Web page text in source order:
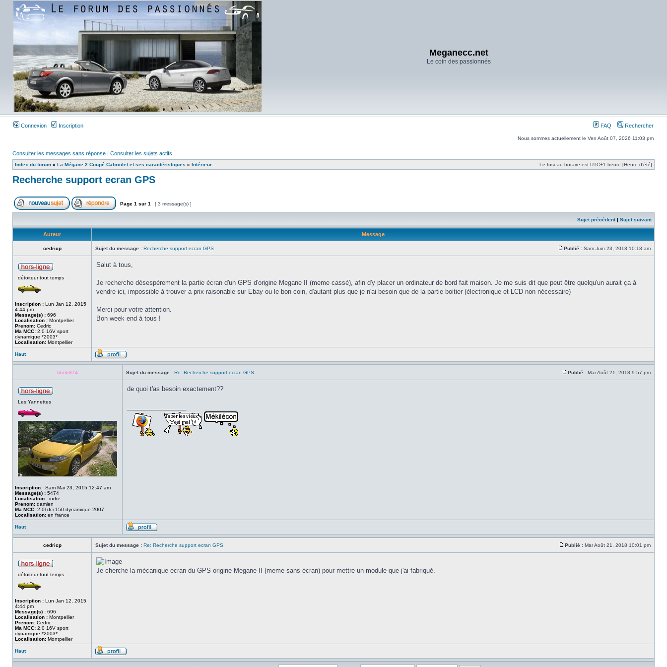
Meganecc.net
Le coin des passionnés
Connexion Inscription FAQ Rechercher
Nous sommes actuellement le Ven Août 07, 2026 11:03 pm
Consulter les messages sans réponse | Consulter les sujets actifs
Index du forum » La Mégane 2 Coupé Cabriolet et ses caractéristiques » Intérieur Le fuseau horaire est UTC+1 heure [Heure d’été]
Recherche support ecran GPS
Page 1 sur 1 [ 3 message(s) ]
Sujet précédent| Sujet suivant
Auteur Message
cedricp Sujet du message : Recherche support ecran GPS Publié : Sam Juin 23, 2018 10:18 am
détoiteur tout temps
Inscription : Lun Jan 12, 2015
4:44 pm
Message(s) : 696
Localisation : Montpellier
Prenom: Cedric
Ma MCC: 2.0 16V sport
dynamique *2003*
Localisation: Montpellier
Salut à tous,
Je recherche désespérement la partie écran d'un GPS d'origine Megane II (meme cassé), afin d'y placer un ordinateur de bord fait maison. Je me suis dit que peut être quelqu'un aurait ça à
vendre ici, impossible à trouver a prix raisonable sur Ebay ou le bon coin, d'autant plus que je n'ai besoin que de la partie boitier (électronique et LCD non nécessaire)
Merci pour votre attention.
Bon week end à tous !
Haut
blink974 Sujet du message : Re: Recherche support ecran GPS Publié : Mar Août 21, 2018 9:57 pm
Les Yannettes
Inscription : Sam Mai 23, 2015 12:47 am
Message(s) : 5474
Localisation : indre
Prenom: damien
Ma MCC: 2.0l dci 150 dynamique 2007
Localisation: en france
de quoi t'as besoin exactement??
Haut
cedricp Sujet du message : Re: Recherche support ecran GPS Publié : Mar Août 21, 2018 10:01 pm
détoiteur tout temps
Inscription : Lun Jan 12, 2015
4:44 pm
Message(s) : 696
Localisation : Montpellier
Prenom: Cedric
Ma MCC: 2.0 16V sport
dynamique *2003*
Localisation: Montpellier
Je cherche la mécanique ecran du GPS origine Megane II (meme sans écran) pour mettre un module que j'ai fabriqué.
Haut